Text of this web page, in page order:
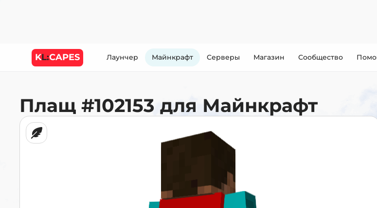
KL:CAPES Лаунчер Майнкрафт Cерверы Магазин Сообщество
Плащ #102153 для Майнкрафт